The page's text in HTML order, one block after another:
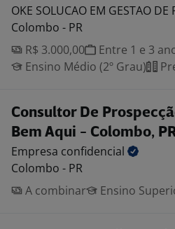
OKE SOLUCAO EM GESTAO DE
Colombo - PR
R$ 3.000,00
Entre 1 e 3
Ensino Médio (2º Grau)
Consultor De
Bem Aqui - Colombo,
Empresa confidencial
Colombo - PR
A combinar
Ensino